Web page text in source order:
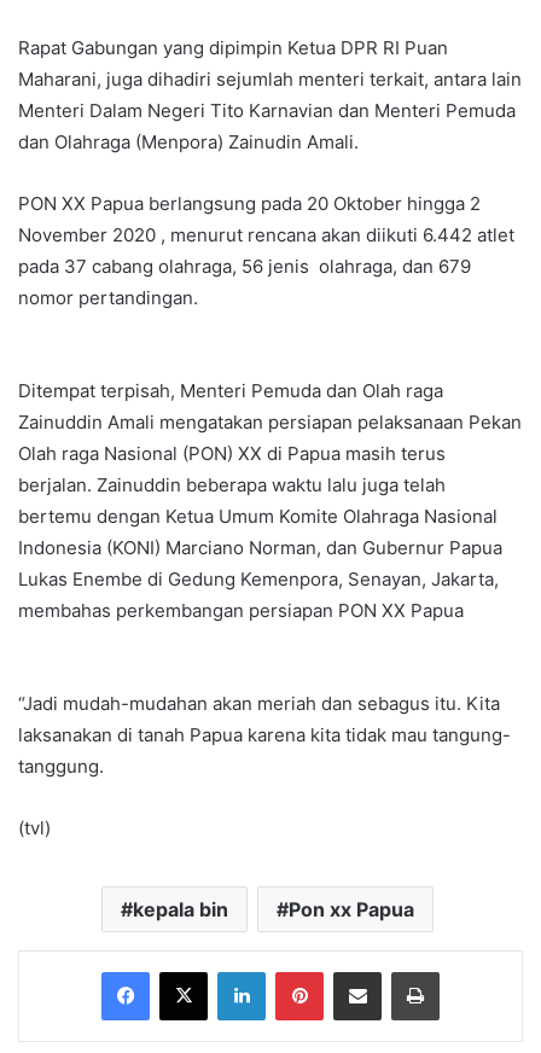
Rapat Gabungan yang dipimpin Ketua DPR RI Puan
Maharani, juga dihadiri sejumlah menteri terkait, antara lain
Menteri Dalam Negeri Tito Karnavian dan Menteri Pemuda
dan Olahraga (Menpora) Zainudin Amali.
PON XX Papua berlangsung pada 20 Oktober hingga 2
November 2020 , menurut rencana akan diikuti 6.442 atlet
pada 37 cabang olahraga, 56 jenis olahraga, dan 679
nomor pertandingan.
Ditempat terpisah, Menteri Pemuda dan Olah raga
Zainuddin Amali mengatakan persiapan pelaksanaan Pekan
Olah raga Nasional (PON) XX di Papua masih terus
berjalan. Zainuddin beberapa waktu lalu juga telah
bertemu dengan Ketua Umum Komite Olahraga Nasional
Indonesia (KONI) Marciano Norman, dan Gubernur Papua
Lukas Enembe di Gedung Kemenpora, Senayan, Jakarta,
membahas perkembangan persiapan PON XX Papua
“Jadi mudah-mudahan akan meriah dan sebagus itu. Kita
laksanakan di tanah Papua karena kita tidak mau tangung-
tanggung.
(tvl)
kepala bin Pon xx Papua
Facebook
X LinkedInPinterestShare via Email Print